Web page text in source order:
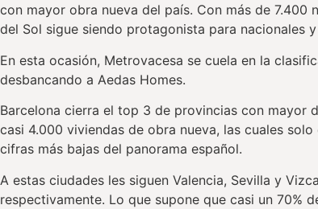
con mayor obra nueva del país. Con más de 7.400
del Sol sigue siendo protagonista para nacionales
En esta ocasión, Metrovacesa se cuela en la
desbancando a Aedas Homes.
Barcelona cierra el top 3 de provincias con mayor
casi 4.000 viviendas de obra nueva, las cuales solo
cifras más bajas del panorama español.
A estas ciudades les siguen Valencia, Sevilla y
respectivamente. Lo que supone que casi un 70%